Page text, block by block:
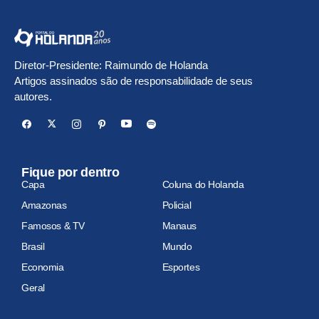
Diretor-Presidente: Raimundo de Holanda
Artigos assinados são de responsabilidade de seus
autores.
Fique por dentro
Capa
Coluna do Holanda
Amazonas
Policial
Famosos & TV
Manaus
Brasil
Mundo
Economia
Esportes
Geral